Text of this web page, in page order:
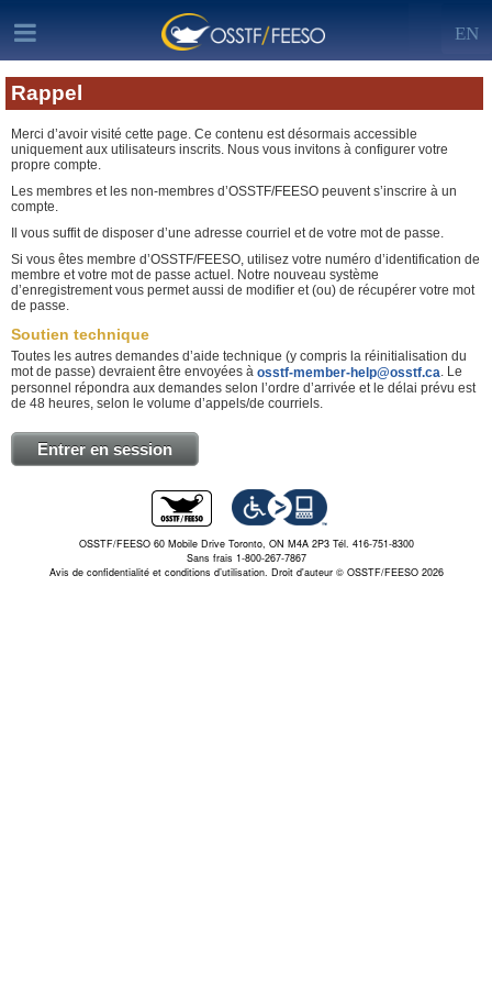
EN
Rappel
Merci d’avoir visité cette page. Ce contenu est désormais accessible
uniquement aux utilisateurs inscrits. Nous vous invitons à configurer votre
propre compte.
Les membres et les non-membres d’OSSTF/FEESO peuvent s’inscrire à un
compte.
Il vous suffit de disposer d’une adresse courriel et de votre mot de passe.
Si vous êtes membre d’OSSTF/FEESO, utilisez votre numéro d’identification de
membre et votre mot de passe actuel. Notre nouveau système
d’enregistrement vous permet aussi de modifier et (ou) de récupérer votre mot
de passe.
Soutien technique
Toutes les autres demandes d’aide technique (y compris la réinitialisation du
mot de passe) devraient être envoyées à osstf-member-help@osstf.ca. Le
personnel répondra aux demandes selon l’ordre d’arrivée et le délai prévu est
de 48 heures, selon le volume d’appels/de courriels.
Entrer en session
OSSTF/FEESO 60 Mobile Drive Toronto, ON M4A 2P3 Tél. 416-751-8300
Sans frais 1-800-267-7867
Avis de confidentialité et conditions d’utilisation. Droit d'auteur © OSSTF/FEESO 2026